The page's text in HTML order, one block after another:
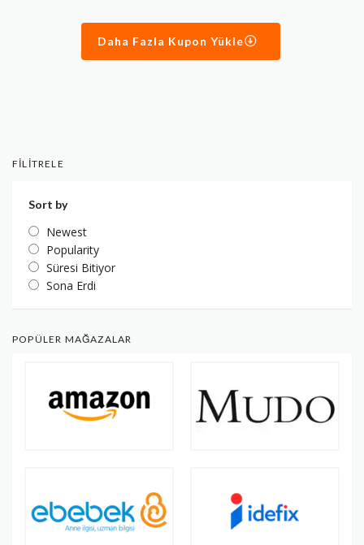
Daha Fazla Kupon Yükle
FILITRELE
Sort by
Newest
Popularity
Süresi Bitiyor
Sona Erdi
POPÜLER MAĞAZALAR